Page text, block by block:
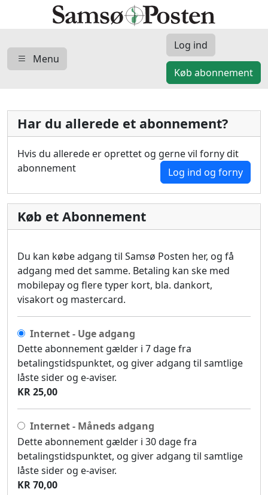
Menu
Log ind
Køb abonnement
Har du allerede et abonnement?
Hvis du allerede er oprettet og gerne vil forny dit
abonnement
Log ind og forny
Køb et Abonnement
Du kan købe adgang til Samsø Posten her, og få
adgang med det samme. Betaling kan ske med
mobilepay og flere typer kort, bla. dankort,
visakort og mastercard.
Internet - Uge adgang
Dette abonnement gælder i 7 dage fra
betalingstidspunktet, og giver adgang til samtlige
låste sider og e-aviser.
KR 25,00
Internet - Måneds adgang
Dette abonnement gælder i 30 dage fra
betalingstidspunktet, og giver adgang til samtlige
låste sider og e-aviser.
KR 70,00